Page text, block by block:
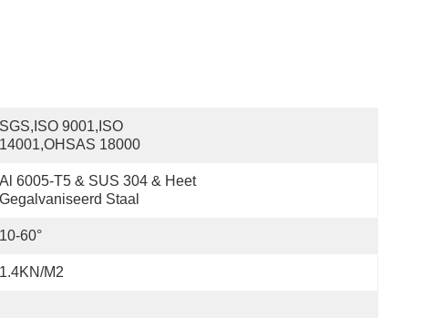
SGS,ISO 9001,ISO
14001,OHSAS 18000
Al 6005-T5 & SUS 304 & Heet
Gegalvaniseerd Staal
10-60°
1.4KN/m2